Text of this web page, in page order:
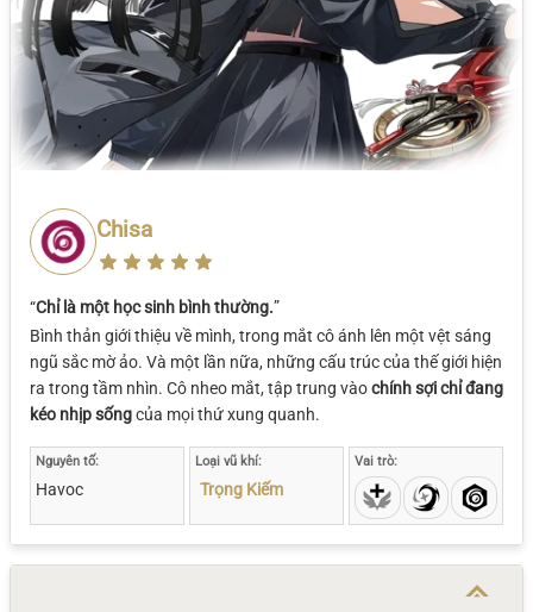
Chisa
“Chỉ là một học sinh bình thường.”
Bình thản giới thiệu về mình, trong mắt cô ánh lên một vệt sáng
ngũ sắc mờ ảo. Và một lần nữa, những cấu trúc của thế giới hiện
ra trong tầm nhìn. Cô nheo mắt, tập trung vàochính sợi chỉ đang
kéo nhịp sốngcủa mọi thứ xung quanh.
Nguyên tố:
Havoc
Loại vũ khí:
Trọng Kiếm
Vai trò: